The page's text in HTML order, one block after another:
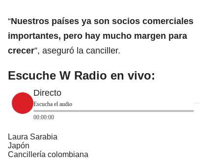
“Nuestros países ya son socios comerciales
importantes, pero hay mucho margen para
crecer”, aseguró la canciller.
Escuche W Radio en vivo:
Directo
Escucha el audio
00:00:00
Laura Sarabia
Japón
Cancillería colombiana